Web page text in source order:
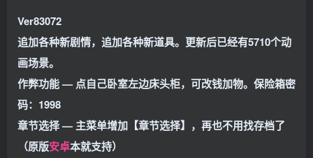
Ver83072
追加各种新剧情，追加各种新道具。更新后已经有5710个动
画场景。
作弊功能 — 点自己卧室左边床头柜，可改钱加物。保险箱密
码：1998
章节选择 — 主菜单增加【章节选择】，再也不用找存档了
（原版安卓本就支持）